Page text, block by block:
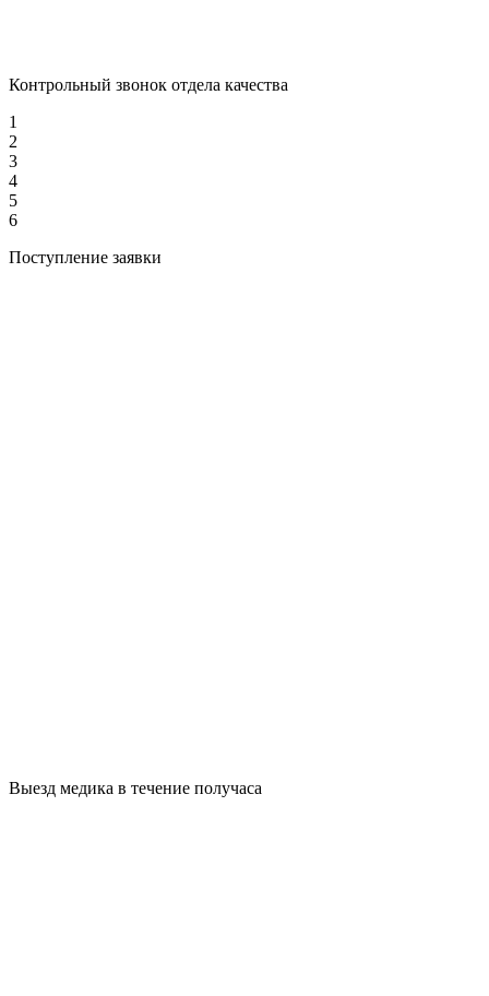
Контрольный звонок отдела качества
1
2
3
4
5
6
Поступление заявки
Выезд медика в течение получаса